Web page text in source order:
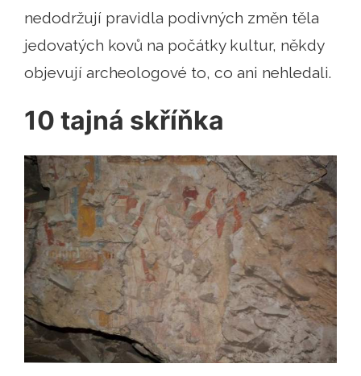
nedodržují pravidla podivných změn těla
jedovatých kovů na počátky kultur, někdy
objevují archeologové to, co ani nehledali.
10 tajná skříňka